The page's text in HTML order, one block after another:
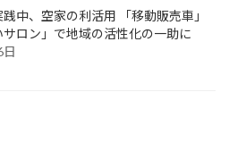
践中、空家の利活用 「移動販売車」
サロン」で地域の活性化の一助に